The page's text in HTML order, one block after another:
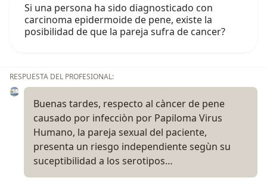
Si una persona ha sido diagnosticado con
carcinoma epidermoide de pene, existe la
posibilidad de que la pareja sufra de cancer?
RESPUESTA DEL PROFESIONAL:
Buenas tardes, respecto al càncer de pene
causado por infecciòn por Papiloma Virus
Humano, la pareja sexual del paciente,
presenta un riesgo independiente segùn su
suceptibilidad a los serotipos…